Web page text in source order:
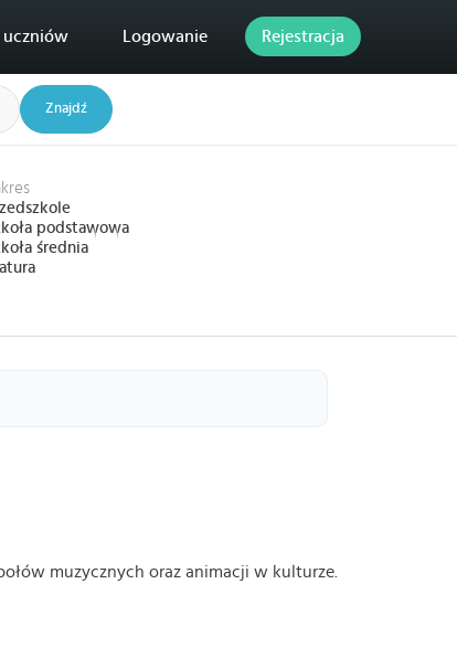
uczniów Logowanie Rejestracja
Znajdź
podstawowa
średnia
muzycznych oraz animacji w kulturze.